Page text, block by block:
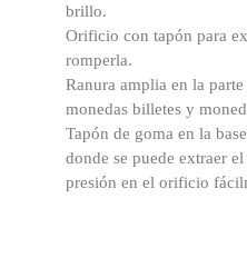
brillo.
Orificio con tapón para
romperla.
Ranura amplia en la
monedas billetes y
Tapón de goma en la
donde se puede extraer
presión en el orificio